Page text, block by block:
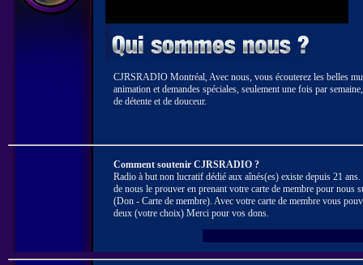
CJRSRADIO Montréal, Avec nous, vous écouterez les belles
animation et demandes spéciales, seulement une fois par
de détente et de douceur.
Comment soutenir CJRSRADIO ?
Radio à but non lucratif dédié aux aînés(es) existe depuis 21
de nous le prouver en prenant votre carte de membre pour nous
(Don - Carte de membre). Avec votre carte de membre vous
deux (votre choix) Merci pour vos dons.